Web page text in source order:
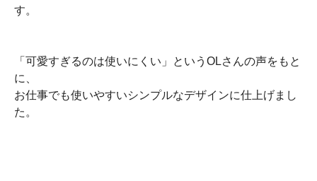
す。
「可愛すぎるのは使いにくい」というOLさんの声をもと
に、
お仕事でも使いやすいシンプルなデザインに仕上げまし
た。